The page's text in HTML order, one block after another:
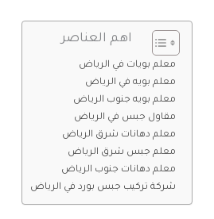
اهم العناصر
معلم بويات في الرياض
معلم بويه في الرياض
معلم بويه جنوب الرياض
مقاول جبس في الرياض
معلم دهانات شرق الرياض
معلم جبس شرق الرياض
معلم دهانات جنوب الرياض
شركة تركيب جبس بورد في الرياض